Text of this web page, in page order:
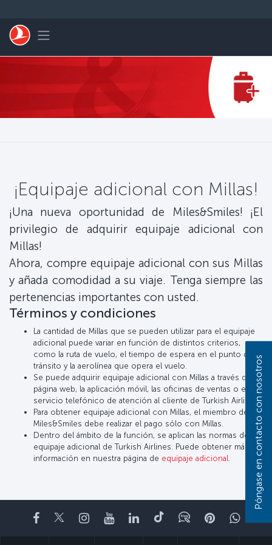
Toggle navigation
¡Equipaje adicional con Millas!
¡Una nueva oportunidad de Miles&Smiles! ¡El
privilegio de adquirir equipaje adicional con
Millas!
Ahora, compre equipaje adicional con sus Millas
y añada comodidad a su viaje. Tenga siempre las
pertenencias importantes con usted.
Términos y condiciones
La cantidad de Millas que se pueden utilizar para el equipaje
adicional puede variar en función de distintos criterios,
como la ruta de vuelo, el tiempo de espera en el punto de
tránsito y la aerolínea que opera el vuelo.
Se puede adquirir equipaje adicional con Millas a través de la
página web, la aplicación móvil, las oficinas de ventas o el
servicio telefónico de atención al cliente de Turkish Airlines.
Para obtener equipaje adicional con Millas, el miembro de
Miles&Smiles debe realizar el pago sólo con Millas.
Dentro del ámbito de la función, se aplican las normas de
equipaje adicional de Turkish Airlines. Puede obtener más
información en nuestra página de equipaje adicional
Facebook
TwitterInstagram
YouTubeLinkedIn
TikTokBlogPinterest
Póngase en contacto con nosotros